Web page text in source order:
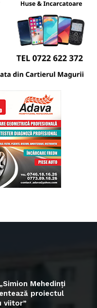
Mehedinți
proiectul
viitor”